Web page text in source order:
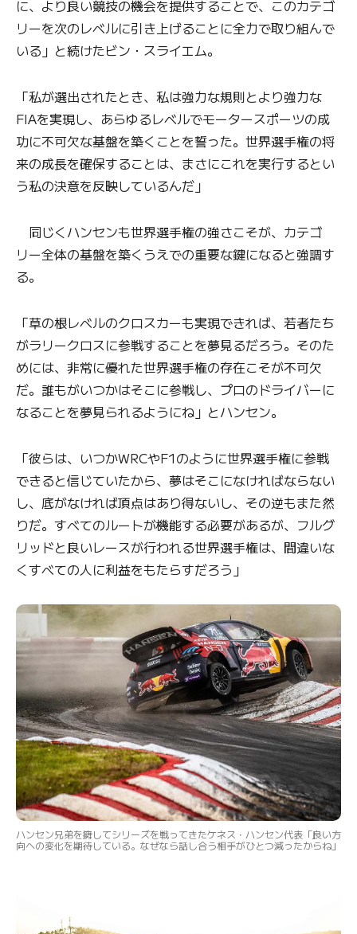
に、より良い競技の機会を提供することで、このカテゴ
リーを次のレベルに引き上げることに全力で取り組んで
いる」と続けたビン・スライエム。
「私が選出されたとき、私は強力な規則とより強力な
FIAを実現し、あらゆるレベルでモータースポーツの成
功に不可欠な基盤を築くことを誓った。世界選手権の将
来の成長を確保することは、まさにこれを実行するとい
う私の決意を反映しているんだ」
同じくハンセンも世界選手権の強さこそが、カテゴ
リー全体の基盤を築くうえでの重要な鍵になると強調す
る。
「草の根レベルのクロスカーも実現できれば、若者たち
がラリークロスに参戦することを夢見るだろう。そのた
めには、非常に優れた世界選手権の存在こそが不可欠
だ。誰もがいつかはそこに参戦し、プロのドライバーに
なることを夢見られるようにね」とハンセン。
「彼らは、いつかWRCやF1のように世界選手権に参戦
できると信じていたから、夢はそこになければならない
し、底がなければ頂点はあり得ないし、その逆もまた然
りだ。すべてのルートが機能する必要があるが、フルグ
リッドと良いレースが行われる世界選手権は、間違いな
くすべての人に利益をもたらすだろう」
ハンセン兄弟を擁してシリーズを戦ってきたケネス・ハンセン代表「良い方
向への変化を期待している。なぜなら話し合う相手がひとつ減ったからね」